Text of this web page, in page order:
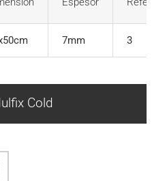
7mm 3
Cold